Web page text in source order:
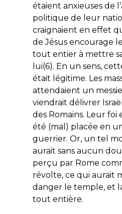
étaient anxieuses de
politique de leur
craignaient en effet
de Jésus encourage
tout entier à mettre
lui(6). En un sens,
était légitime. Les
attendaient un
viendrait délivrer
des Romains. Leur foi
été (mal) placée en
guerrier. Or, un tel
aurait sans aucun
perçu par Rome
révolte, ce qui aurait
danger le temple, et
tout entière.